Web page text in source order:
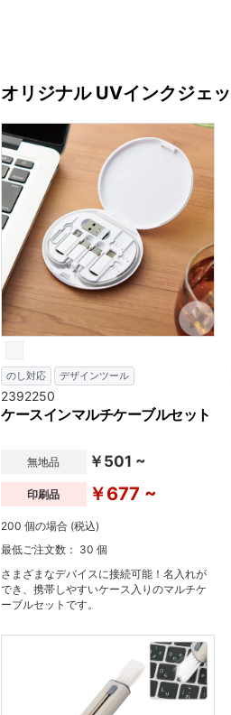
オリジナル UVインクジェ
のし対応 デザインツール
2392250
ケースインマルチケーブルセット
無地品 ￥501 ~
印刷品 ￥677 ~
200 個の場合 (税込)
最低ご注文数： 30 個
さまざまなデバイスに接続可能！名入れが
でき、携帯しやすいケース入りのマルチケ
ーブルセットです。